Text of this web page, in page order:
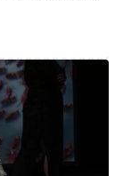
Бразилии,
заметные и
от
и
о